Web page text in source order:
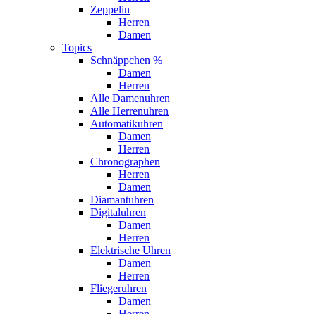
Zeppelin
Herren
Damen
Topics
Schnäppchen %
Damen
Herren
Alle Damenuhren
Alle Herrenuhren
Automatikuhren
Damen
Herren
Chronographen
Herren
Damen
Diamantuhren
Digitaluhren
Damen
Herren
Elektrische Uhren
Damen
Herren
Fliegeruhren
Damen